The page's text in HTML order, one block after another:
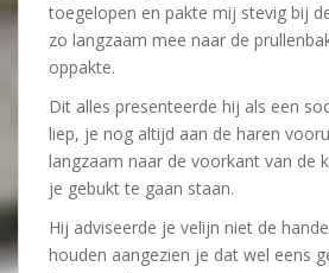
toegelopen en pakte mij stevig bij
zo langzaam mee naar de
oppakte.
Dit alles presenteerde hij als een
liep, je nog altijd aan de haren
langzaam naar de voorkant van de
je gebukt te gaan staan.
Hij adviseerde je velijn niet de
houden aangezien je dat wel eens